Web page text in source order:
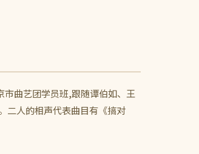
曲艺团学员班,跟随谭伯如、王
二人的相声代表曲目有《搞对